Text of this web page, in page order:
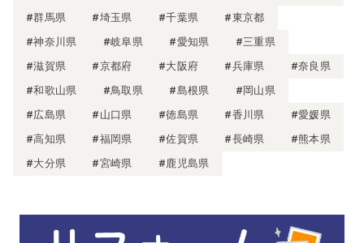
#群馬県
#埼玉県 #千葉県
#東京都
#神奈川県
#岐阜県 #愛知県
#三重県
#滋賀県
#京都府 #大阪府 #兵庫県
#奈良県
#和歌山県
#鳥取県 #島根県
#岡山県
#広島県
#山口県 #徳島県 #香川県
#愛媛県
#高知県
#福岡県 #佐賀県 #長崎県
#熊本県
#大分県
#宮崎県 #鹿児島県